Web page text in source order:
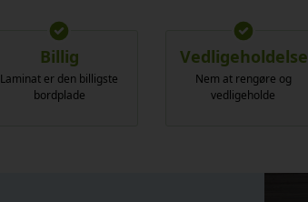
Billig
Laminat er den billigste
bordplade
Vedligeholdelse
Nem at rengøre og
vedligeholde